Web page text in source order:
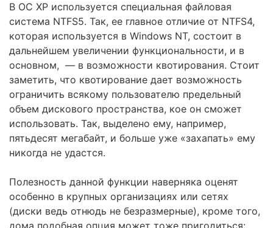
В ОС ХР используется специальная файловая
система NTFS5. Так, ее главное отличие от NTFS4,
которая используется в Windows NT, состоит в
дальнейшем увеличении функциональности, и в
основном, — в возможности квотирования. Стоит
заметить, что квотирование дает возможность
ограничить всякому пользователю предельный
объем дискового пространства, кое он сможет
использовать. Так, выделено ему, например,
пятьдесят мегабайт, и больше уже «захапать» ему
никогда не удастся.
Полезность данной функции наверняка оценят
особенно в крупных организациях или сетях
(диски ведь отнюдь не безразмерные), кроме того,
дома подобная опция может тоже пригодиться: